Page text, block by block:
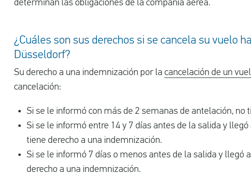
determinan las obligaciones de la compañía aérea.
¿Cuáles son sus derechos si se cancela su vuelo
Düsseldorf?
Su derecho a una indemnización por la cancelación de un
cancelación:
Si se le informó con más de 2 semanas de antelación, no
Si se le informó entre 14 y 7 días antes de la salida y
tiene derecho a una indemnización.
Si se le informó 7 días o menos antes de la salida y llegó
derecho a una indemnización.